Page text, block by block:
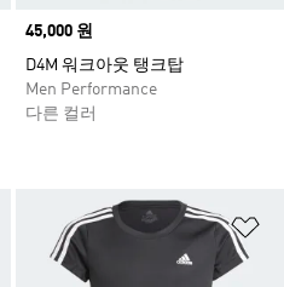
Price
45,000 원
D4M 워크아웃 탱크탑
Men Performance
다른 컬러
위시리스트 담기